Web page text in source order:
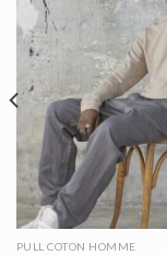
PULL COTON HOMME